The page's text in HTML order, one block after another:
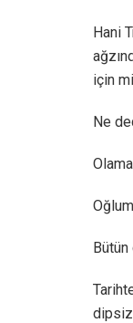
Hani
için
Ne